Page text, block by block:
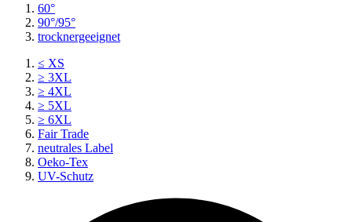
60°
90°/95°
trocknergeeignet
≤ XS
≥ 3XL
≥ 4XL
≥ 5XL
≥ 6XL
Fair Trade
neutrales Label
Oeko-Tex
UV-Schutz